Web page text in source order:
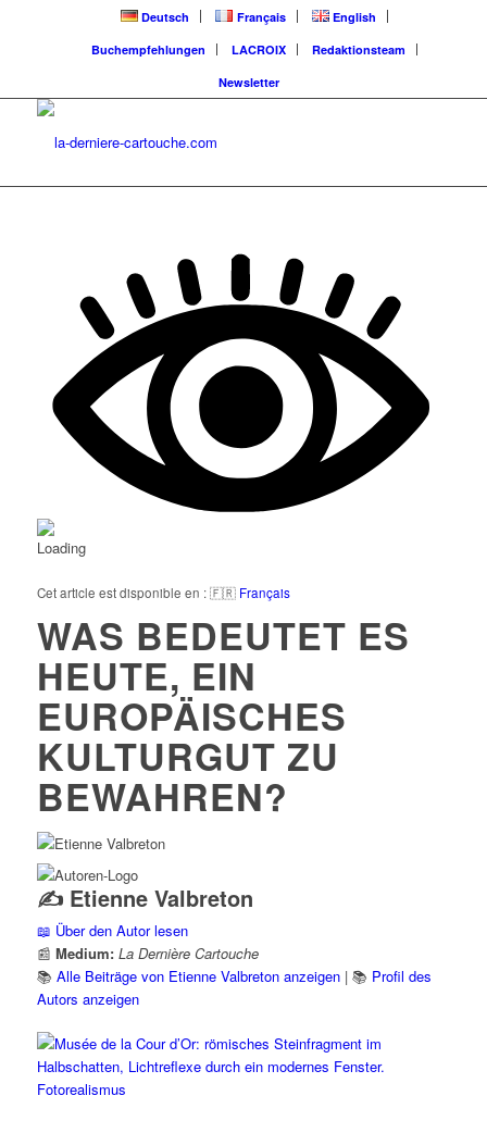
Deutsch Français
English
Buchempfehlungen
LACROIX
Redaktionsteam
Newsletter
Cet article est disponible en : 🇫🇷 Français
WAS BEDEUTET ES
HEUTE, EIN
EUROPÄISCHES
KULTURGUT ZU
BEWAHREN?
✍️ Etienne Valbreton
📖 Über den Autor lesen
📰 Medium: La Dernière Cartouche
📚 Alle Beiträge von Etienne Valbreton anzeigen| 📚 Profil des
Autors anzeigen